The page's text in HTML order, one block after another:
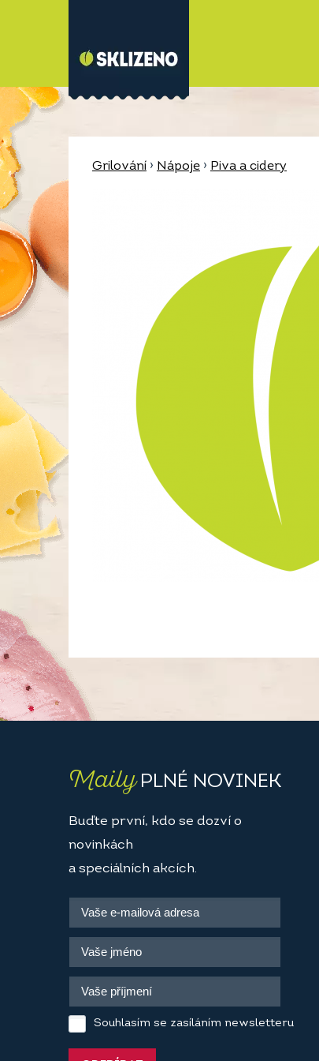
Grilování › Nápoje › Piva a cidery
MailyPLNÉ NOVINEK
Buďte první, kdo se dozví o
novinkách
a speciálních akcích.
Souhlasím se zasíláním newsletteru